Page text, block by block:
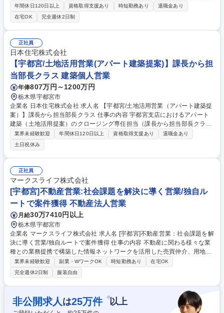
のヒアリングから、設計担当と協働し、設計プランや資金計画のご提案・
引き渡し等お客様に寄り添い一貫してご担当頂きます。 【OJT制度】イン
ストラクター制度により、一定期間は先輩社員が丁寧にフォローさせてい
ただきますので、未経験でも安心してご就業が可能です。【安心のチーム
制】アポイントが重複した際には、チーム員が代わりにお客様との打ち合
わせに出たり、日頃から物件の情報共有をして「協力体制」を構築。営業
個人の成績も求められますが、それ以上に営業チームとしての目標達成に
向けてチーム一丸となって受注活動を実施しています。 募集職種 [栃木]
【ヘーベルハウス注文住宅営業】業界未経験可/フレックス・在宅勤務可
年間休日120日以上 資格取得支援あり 時短勤務あり
退職金あり
在宅OK
完全週休2日制
正社員
日本住宅株式会社
【宇都宮/土地活用営業(アパート建築提案)】課長から担
当部長クラス 建築個人営業
年俸807万円～1200万円
栃木県宇都宮市
企業名 日本住宅株式会社 求人名 【宇都宮/土地活用営業（アパート建築提
案）】課長から担当部長クラス 仕事の内容 宇都宮支店におけるアパート
建築（土地活用提案）のクロージング専任担当（課長から担当部長クラ
ス）として、主に以下の業務をお任せします。 【チームでの戦略立案・プ
ラン作成】社内の設計・施工管理・専門スタッフと密に連携し、オーナー
様の家族構成や土地のエリア特性に合わせた事業収支計画および建築プラ
ンをオーダーメイドで構築します。 【プレゼンテーション・クロージン
グ】オーナー様に対し、チームで練り上げたプランを提案。数億円規模の
商談をダイレクトに進め、最終的な建築受注を締結させます。 募集職種
【宇都宮/土地活用営業（アパート建築提案）】課長から担当部長クラス
業界未経験歓迎 年間休日120日以上 資格取得支援あり
退職金あり
土日祝休み
正社員
マークスライフ株式会社
[宇都宮]不動産営業:社会課題を解決に導く営業/独自ル
ートで案件獲得 不動産法人営業
月給30万7410円以上
栃木県宇都宮市
企業名 マークスライフ株式会社 求人名 [宇都宮]不動産営業：社会課題を解
決に導く営業/独自ルートで案件獲得 仕事の内容 不動産に関わる様々な業
種との業務提携で構築した情報ネットワークを活用した売買仲介、用地・
建物の仕入れ業務等。幅広い事業を展開しているため、お任せする業務内
容は面接ですり合わせを行い、決定します。 【特徴】葬儀社や司法書士と
の業務提携など他社と競合しづらい独自の情報網を構築しているため、営
業個人の情報に頼ることなく、会社として安定した業績を作り出す仕組み
ができています。【魅力】「不動産の可能性を追求し、世の中の困りごと
を解決する」という経営理念の下、数字だけでなく世のため人のために事
業界未経験歓迎 副業・WワークOK 時短勤務あり
在宅OK
完全週休2日制
服装自由
非公開求人 は25万件 ※以上